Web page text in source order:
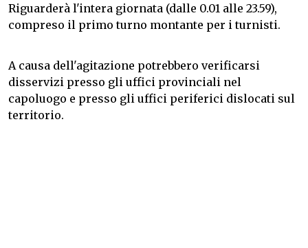
Riguarderà l'intera giornata (dalle 0.01 alle 23.59),
compreso il primo turno montante per i turnisti.
A causa dell'agitazione potrebbero verificarsi
disservizi presso gli uffici provinciali nel
capoluogo e presso gli uffici periferici dislocati sul
territorio.